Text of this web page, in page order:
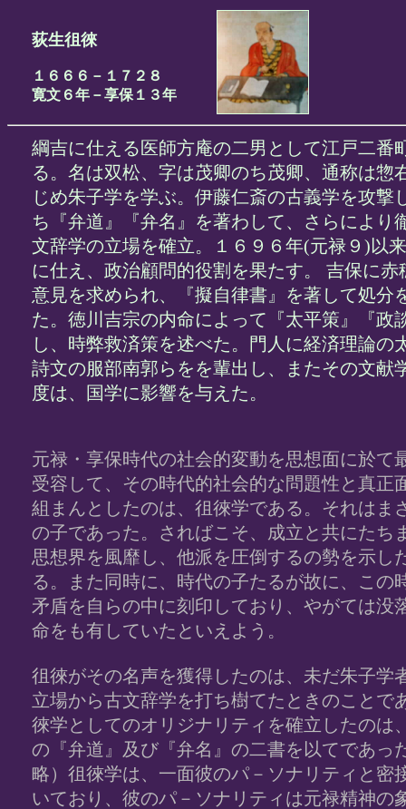
荻生徂徠
１６６６－１７２８
寛文６年－享保１３年
綱吉に仕える医師方庵の二男として江戸二番
る。名は双松、字は茂卿のち茂卿、通称は惣
じめ朱子学を学ぶ。伊藤仁斎の古義学を攻撃
ち『弁道』『弁名』を著わして、さらにより
文辞学の立場を確立。１６９６年(元禄９)以
に仕え、政治顧問的役割を果たす。 吉保に赤
意見を求められ、『擬自律書』を著して処分
た。徳川吉宗の内命によって『太平策』『政
し、時弊救済策を述べた。門人に経済理論の
詩文の服部南郭らをを輩出し、またその文献
度は、国学に影響を与えた。
元禄・享保時代の社会的変動を思想面に於て
受容して、その時代的社会的な問題性と真正
組まんとしたのは、徂徠学である。それはま
の子であった。さればこそ、成立と共にたち
思想界を風靡し、他派を圧倒するの勢を示し
る。また同時に、時代の子たるが故に、この
矛盾を自らの中に刻印しており、やがては没
命をも有していたといえよう。
徂徠がその名声を獲得したのは、未だ朱子学
立場から古文辞学を打ち樹てたときのことで
徠学としてのオリジナリティを確立したのは
の『弁道』及び『弁名』の二書を以てであっ
略）徂徠学は、一面彼のパ－ソナリティと密
いており、彼のパ－ソナリティは元禄精神の